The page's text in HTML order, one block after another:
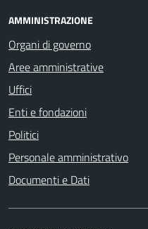
AMMINISTRAZIONE
Organi di governo
Aree amministrative
Uffici
Enti e fondazioni
Politici
Personale amministrativo
Documenti e Dati